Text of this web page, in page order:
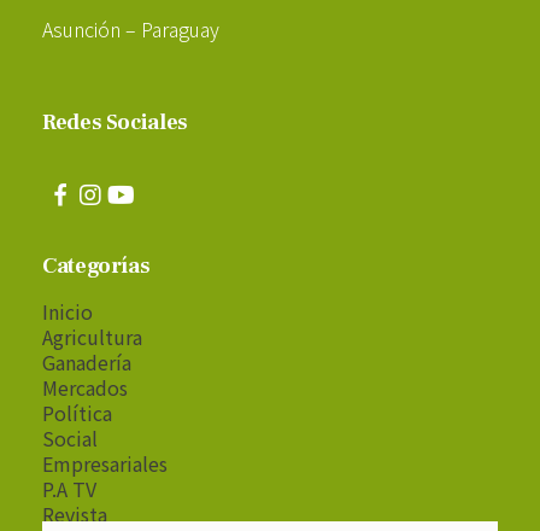
Asunción – Paraguay
Redes Sociales
Categorías
Inicio
Agricultura
Ganadería
Mercados
Política
Social
Empresariales
P.A TV
Revista